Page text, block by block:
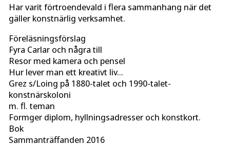
Har varit förtroendevald i flera sammanhang när det
gäller konstnärlig verksamhet.
Föreläsningsförslag
Fyra Carlar och några till
Resor med kamera och pensel
Hur lever man ett kreativt liv…
Grez s/Loing på 1880-talet och 1990-talet-
konstnärskoloni
m. fl. teman
Formger diplom, hyllningsadresser och konstkort.
Bok
Sammanträffanden 2016